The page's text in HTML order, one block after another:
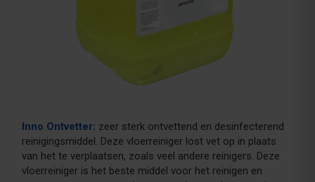
Inno Ontvetter: zeer sterk ontvettend en desinfecterend
reinigingsmiddel. Deze vloerreiniger lost vet op in plaats
van het te verplaatsen, zoals veel andere reinigers. Deze
vloerreiniger is het beste middel voor het reinigen en